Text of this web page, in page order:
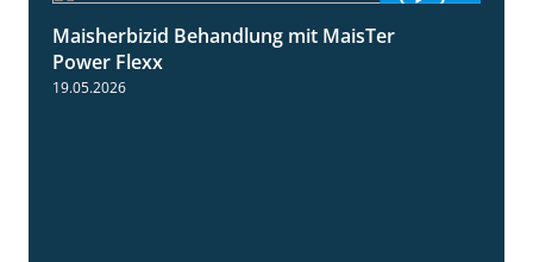
Maisherbizid Behandlung mit MaisTer
Power Flexx
19.05.2026